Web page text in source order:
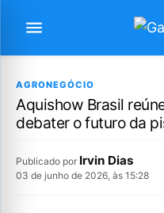
AGRONEGÓCIO
Aquishow Brasil
debater o futuro da
Publicado por Irvin Dias
03 de junho de 2026, às 15:28